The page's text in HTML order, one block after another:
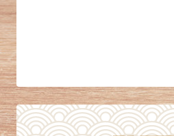
DETAILS